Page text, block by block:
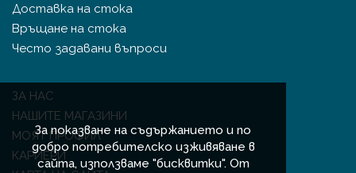
За показване на съдържанието и по
добро потребителско изживяване в
сайта, използваме "бисквитки". От
Доставка на стока
Връщане на стока
Често задавани въпроси
ЗА НАС
НАШИТЕ МАГАЗИНИ
МОЯТ ПРОФИЛ
КАРИЕРИ